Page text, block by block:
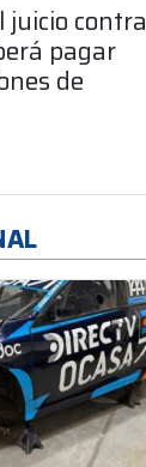
juicio contra
pagar
de